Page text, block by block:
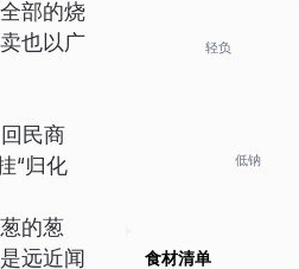
部的烧
也以广
民商
“归化
的葱
远近闻
低钠
轻负
食材清单